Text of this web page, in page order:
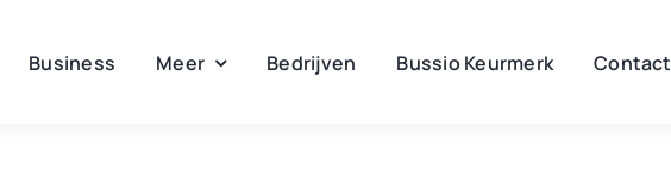
Business Meer Bedrijven Bussio Keurmerk Contact